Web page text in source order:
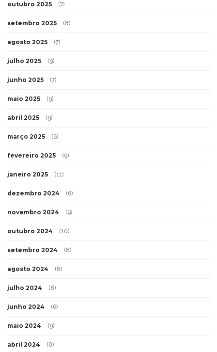
outubro 2025 (7)
setembro 2025 (8)
agosto 2025 (7)
julho 2025 (9)
junho 2025 (7)
maio 2025 (9)
abril 2025 (9)
março 2025 (6)
fevereiro 2025 (9)
janeiro 2025 (11)
dezembro 2024 (6)
novembro 2024 (9)
outubro 2024 (10)
setembro 2024 (8)
agosto 2024 (8)
julho 2024 (8)
junho 2024 (6)
maio 2024 (9)
abril 2024 (8)